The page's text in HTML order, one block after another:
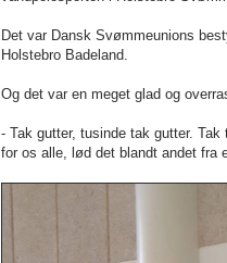
Det var Dansk Svømmeunions
Holstebro Badeland.
Og det var en meget glad og
- Tak gutter, tusinde tak gutter.
for os alle, lød det blandt andet fra